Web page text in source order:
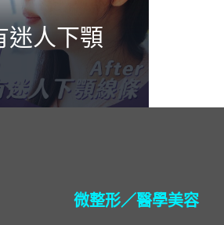
迷人下顎
微整形／醫學美容